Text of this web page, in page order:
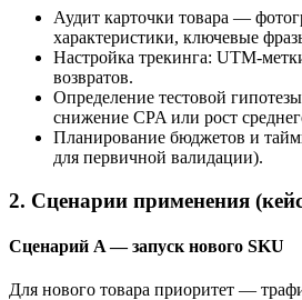
Аудит карточки товара —
характеристики, ключевые
Настройка трекинга: UTM-
возвратов.
Определение тестовой
снижение CPA или рост
Планирование бюджетов и
для первичной валидации).
2. Сценарии применения
Сценарий A — запуск нового SKU
Для нового товара приоритет —